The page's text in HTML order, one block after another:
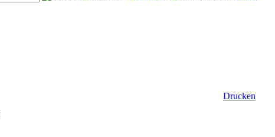
Drucken